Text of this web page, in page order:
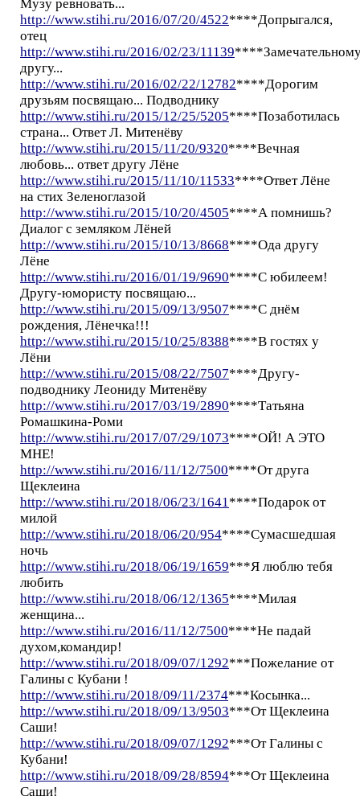
Музу ревновать...
http://www.stihi.ru/2016/07/20/4522****Допрыгался,
отец
http://www.stihi.ru/2016/02/23/11139
другу...
http://www.stihi.ru/2016/02/22/12782****Дорогим
друзьям посвящаю... Подводнику
http://www.stihi.ru/2015/12/25/5205****Позаботилась
страна... Ответ Л. Митенёву
http://www.stihi.ru/2015/11/20/9320****Вечная
любовь... ответ другу Лёне
http://www.stihi.ru/2015/11/10/11533****Ответ Лёне
на стих Зеленоглазой
http://www.stihi.ru/2015/10/20/4505****А помнишь?
Диалог с земляком Лёней
http://www.stihi.ru/2015/10/13/8668****Ода другу
Лёне
http://www.stihi.ru/2016/01/19/9690****С юбилеем!
Другу-юмористу посвящаю...
http://www.stihi.ru/2015/09/13/9507****С днём
рождения, Лёнечка!!!
http://www.stihi.ru/2015/10/25/8388****В гостях у
Лёни
http://www.stihi.ru/2015/08/22/7507****Другу-
подводнику Леониду Митенёву
http://www.stihi.ru/2017/03/19/2890****Татьяна
Ромашкина-Роми
http://www.stihi.ru/2017/07/29/1073****ОЙ! А ЭТО
МНЕ!
http://www.stihi.ru/2016/11/12/7500****От друга
Щеклеина
http://www.stihi.ru/2018/06/23/1641****Подарок от
милой
http://www.stihi.ru/2018/06/20/954****Сумасшедшая
ночь
http://www.stihi.ru/2018/06/19/1659***Я люблю тебя
любить
http://www.stihi.ru/2018/06/12/1365****Милая
женщина...
http://www.stihi.ru/2016/11/12/7500****Не падай
духом,командир!
http://www.stihi.ru/2018/09/07/1292***Пожелание от
Галины с Кубани !
http://www.stihi.ru/2018/09/11/2374***Косынка...
http://www.stihi.ru/2018/09/13/9503***От Щеклеина
Саши!
http://www.stihi.ru/2018/09/07/1292***От Галины с
Кубани!
http://www.stihi.ru/2018/09/28/8594***От Щеклеина
Саши!